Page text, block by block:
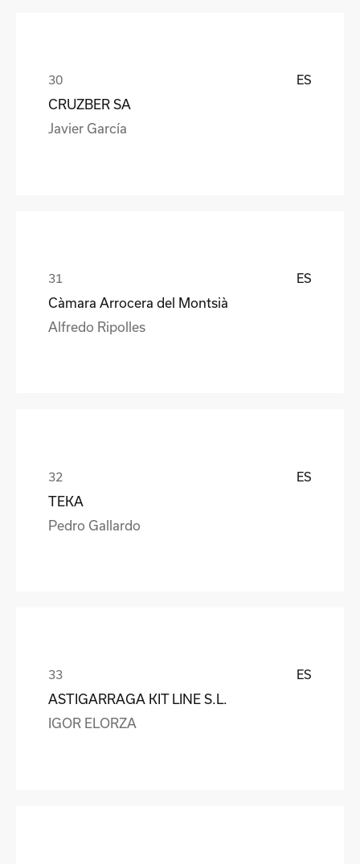
ES
CRUZBER SA
Javier García
ES
Càmara Arrocera del Montsià
Alfredo Ripolles
ES
TEKA
Pedro Gallardo
ES
ASTIGARRAGA KIT LINE S.L.
IGOR ELORZA